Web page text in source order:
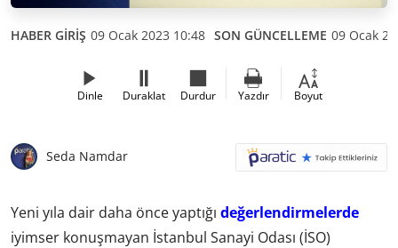
HABER GİRİŞ 09 Ocak 2023 10:48 SON GÜNCELLEME 09 Ocak
Dinle Duraklat Durdur Yazdır Boyut
Seda Namdar
Yeni yıla dair daha önce yaptığı değerlendirmelerde
iyimser konuşmayan İstanbul Sanayi Odası (İSO)